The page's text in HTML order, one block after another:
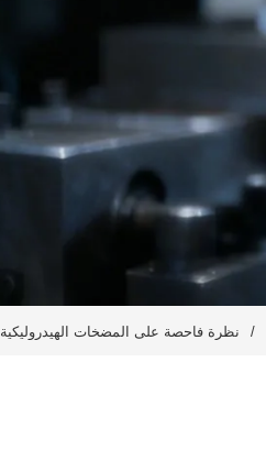
/ نظرة فاحصة على المضخات الهيدروليكية